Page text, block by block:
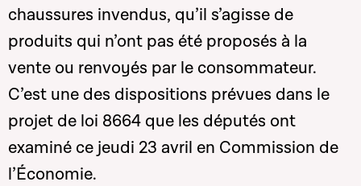
chaussures invendus, qu’il s’agisse de
produits qui n’ont pas été proposés à la
vente ou renvoyés par le consommateur.
C’est une des dispositions prévues dans le
projet de loi 8664 que les députés ont
examiné ce jeudi 23 avril en Commission de
l’Économie.